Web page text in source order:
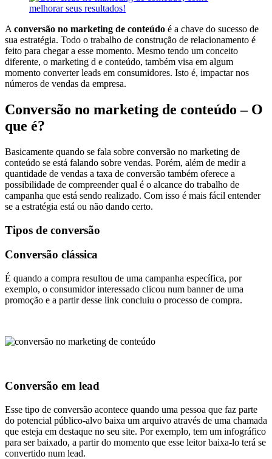
A conversão no marketing de conteúdo é a chave do sucesso de
sua estratégia. Todo o trabalho de construção de relacionamento é
feito para chegar a esse momento. Mesmo tendo um conceito
diferente, o marketing d e conteúdo, também visa em algum
momento converter leads em consumidores. Isto é, impactar nos
números de vendas da empresa.
Conversão no marketing de conteúdo – O
que é?
Basicamente quando se fala sobre conversão no marketing de
conteúdo se está falando sobre vendas. Porém, além de medir a
quantidade de vendas a taxa de conversão também oferece a
possibilidade de compreender qual é o alcance do trabalho de
campanha que está sendo realizado. Com isso é mais fácil entender
se a estratégia está ou não dando certo.
Tipos de conversão
Conversão clássica
É quando a compra resultou de uma campanha específica, por
exemplo, o consumidor interessado clicou num banner de uma
promoção e a partir desse link concluiu o processo de compra.
Conversão em lead
Esse tipo de conversão acontece quando uma pessoa que faz parte
do potencial público-alvo baixa um arquivo através de uma chamada
que esteja em destaque no seu site. Por exemplo, tem um infográfico
para ser baixado, a partir do momento que esse leitor baixa-lo terá se
convertido num lead.